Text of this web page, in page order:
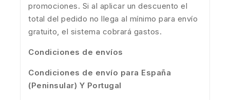
promociones. Si al aplicar un descuento el
total del pedido no llega al mínimo para envío
gratuito, el sistema cobrará gastos.
Condiciones de envíos
Condiciones de envío para España
(Peninsular) Y Portugal